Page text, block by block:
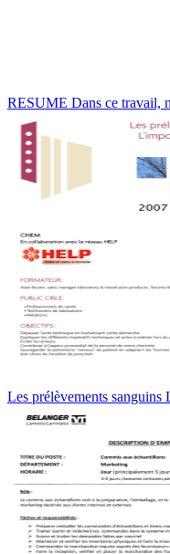
RESUME Dans ce travail,
Les prélèvements sanguins